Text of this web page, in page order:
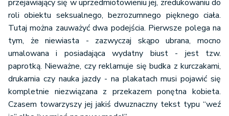
przejawiający się w uprzedmiotowieniu jej, zredukowaniu do
roli obiektu seksualnego, bezrozumnego pięknego ciała.
Tutaj można zauważyć dwa podejścia. Pierwsze polega na
tym, że niewiasta - zazwyczaj skąpo ubrana, mocno
umalowana i posiadająca wydatny biust - jest tzw.
paprotką. Nieważne, czy reklamuje się budka z kurczakami,
drukarnia czy nauka jazdy - na plakatach musi pojawić się
kompletnie niezwiązana z przekazem ponętna kobieta.
Czasem towarzyszy jej jakiś dwuznaczny tekst typu “weź